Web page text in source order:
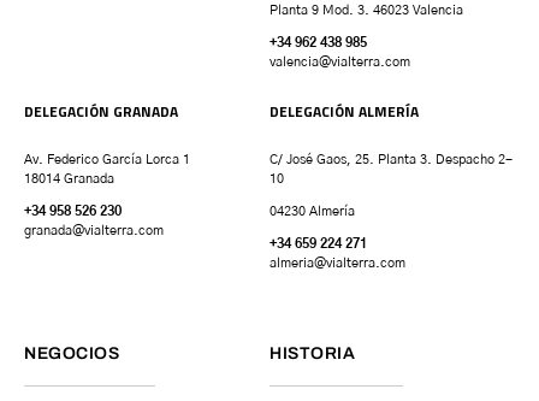
Planta 9 Mod. 3. 46023 Valencia
+34 962 438 985
valencia@vialterra.com
DELEGACIÓN GRANADA
Av. Federico García Lorca 1
18014 Granada
+34 958 526 230
granada@vialterra.com
DELEGACIÓN ALMERÍA
C/ José Gaos, 25. Planta 3. Despacho 2-
10
04230 Almería
+34 659 224 271
almeria@vialterra.com
NEGOCIOS HISTORIA